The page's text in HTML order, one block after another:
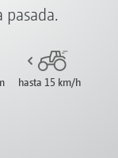
pasada.
hasta 15 km/h